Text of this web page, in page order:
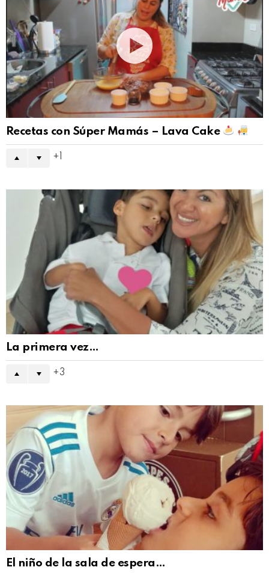
Recetas con Súper Mamás – Lava Cake
La primera vez…
3
El niño de la sala de espera…